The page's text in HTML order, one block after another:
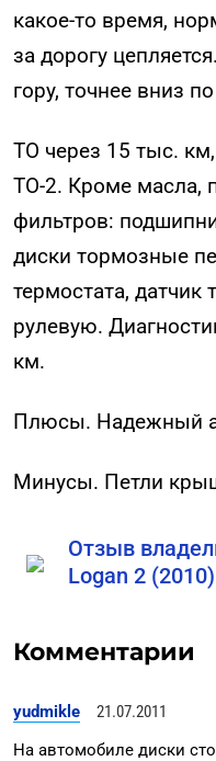
какое-то время,
за дорогу
гору, точнее вниз
ТО через 15 тыс.
ТО-2. Кроме масла,
фильтров:
диски тормозные
термостата, датчик
рулевую.
км.
Плюсы. Надежный
Минусы. Петли
Отзыв
Logan 2 (2010)
Комментарии
yudmikle
21.07.2011
На автомобиле диски